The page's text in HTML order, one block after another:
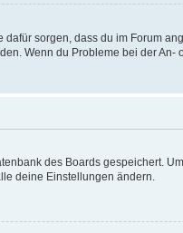
dafür sorgen, dass du im Forum
Wenn du Probleme bei der
des Boards gespeichert.
deine Einstellungen ändern.